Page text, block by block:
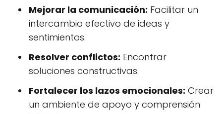
Mejorar la comunicación: Facilitar un
intercambio efectivo de ideas y
sentimientos.
Resolver conflictos: Encontrar
soluciones constructivas.
Fortalecer los lazos emocionales: Crear
un ambiente de apoyo y comprensión